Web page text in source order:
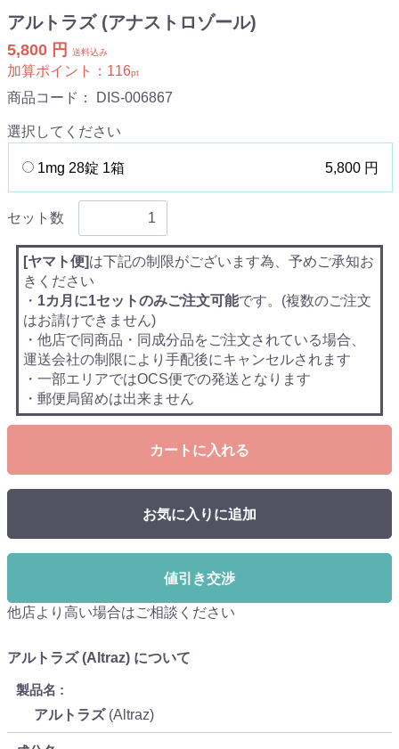
アルトラズ (アナストロゾール)
5,800 円 送料込み
加算ポイント： 116pt
商品コード： DIS-006867
選択してください
1mg 28錠 1箱 5,800 円
セット数
[ヤマト便]は下記の制限がございます為、予めご承知お
きください
・ 1カ月に1セットのみご注文可能です。(複数のご注文
はお請けできません)
・他店で同商品・同成分品をご注文されている場合、
運送会社の制限により手配後にキャンセルされます
・一部エリアではOCS便での発送となります
・郵便局留めは出来ません
カートに入れる
お気に入りに追加
値引き交渉
他店より高い場合はご相談ください
アルトラズ (Altraz) について
製品名
アルトラズ(Altraz)